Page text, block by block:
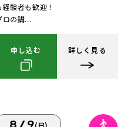
経験者も歓迎！
ロの講...
申し込む 詳しく見る
8/9(日)